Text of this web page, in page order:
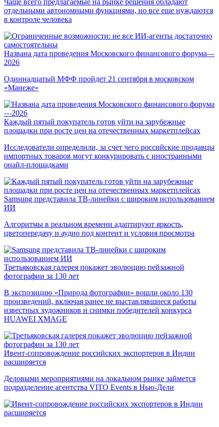
Чаще всего предлагаемые на рынке решения обладают
отдельными автономными функциями, но все еще нуждаются
в контроле человека
Названа дата проведения Московского финансового форума—
2026
Одиннадцатый МФФ пройдет 21 сентября в московском
«Манеже»
Каждый пятый покупатель готов уйти на зарубежные
площадки при росте цен на отечественных маркетплейсах
Исследователи определили, за счет чего российские продавцы
импортных товаров могут конкурировать с иностранными
онайл-площадками
Samsung представила ТВ-линейки с широким использованием
ИИ
Алгоритмы в реальном времени адаптируют яркость,
цветопередачу и аудио под контент и условия просмотра
Третьяковская галерея покажет эволюцию пейзажной
фотографии за 130 лет
В экспозицию «Природа фотографии» вошли около 130
произведений, включая ранее не выставлявшиеся работы
известных художников и снимки победителей конкурса
HUAWEI XMAGE
Ивент-сопровождение российских экспортеров в Индии
расширяется
Деловыми мероприятиями на локальном рынке займется
подразделение агентства VITO Events в Нью-Дели